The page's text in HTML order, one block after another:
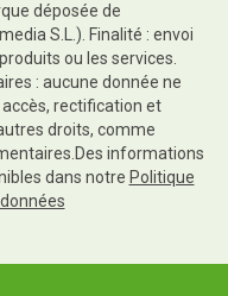
déposée de
S.L.). Finalité : envoi
ou les services.
: aucune donnée ne
rectification et
droits, comme
informations
dans notre Politique